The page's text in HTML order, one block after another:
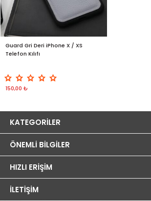
Guard Gri Deri iPhone X / XS
Telefon Kılıfı
150,00 ₺
KATEGORILER
ÖNEMLI BILGILER
HIZLI ERIŞIM
İLETIŞIM